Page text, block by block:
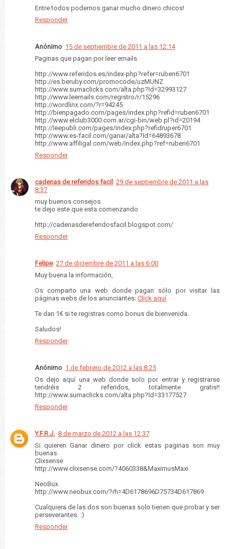
Entre todos podemos ganar mucho dinero chicos!
Responder
Anónimo 15 de septiembre de 2011 a las 12:14
Paginas que pagan por leer emails
http://www.referidos.es/index-php?refer=ruben6701
http://es.beruby.com/promocode/uzMUNZ
http://www.sumaclicks.com/alta.php?Id=32993127
http://www.leemails.com/registro/r/15296
http://wordlinx.com/?r=94245
http://bienpagado.com/pages/index.php?refid=ruben6701
http://www.elclub3000.com.ar/cgi-bin/web.pl?id=20194
http://leepubli.com/pages/index.php?refidruper6701
http://www.es-facil.com/ganar/alta?Id=64893678
http://www.affiligal.com/web/index.php?ref=ruben6701
Responder
cadenas de referidos facil 29 de septiembre de 2011 a las
8:37
muy buenos consejos
te dejo este que esta comenzando
http://cadenasdereferidosfacil.blogspot.com/
Responder
Felipe 27 de diciembre de 2011 a las 6:00
Muy buena la información,
Os comparto una web donde pagan sólo por visitar las
páginas webs de los anunciantes: Click aquí
Te dan 1€ si te registras como bonus de bienvenida.
Saludos!
Responder
Anónimo 1 de febrero de 2012 a las 8:25
Os dejo aquí una web donde solo por entrar y registrarse
tendréis 2 referidos, totalmente gratis!!
http://www.sumaclicks.com/alta.php?Id=33177527
Responder
Y.F.R.J. 8 de marzo de 2012 a las 12:37
Si quieren Ganar dinero por click estas paginas son muy
buenas
Clixsense
http://www.clixsense.com/?4060338&MaximusMaxi
NeoBux
http://www.neobux.com/?rh=4D6178696D75734D617869
Cualquiera de las dos son buenas solo tienen que probar y ser
perseverantes. :)
Responder